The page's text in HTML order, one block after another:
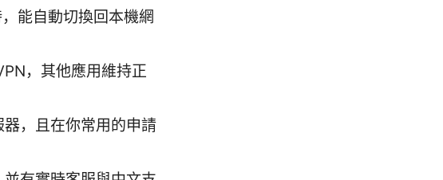
能自動切換回本機網
，其他應用維持正
，且在你常用的申請